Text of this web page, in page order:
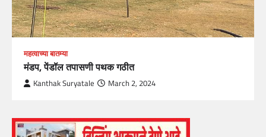
महत्वाच्या बातम्या
मंडप, पेंडॉल तपासणी पथक गठीत
Kanthak Suryatale March 2, 2024